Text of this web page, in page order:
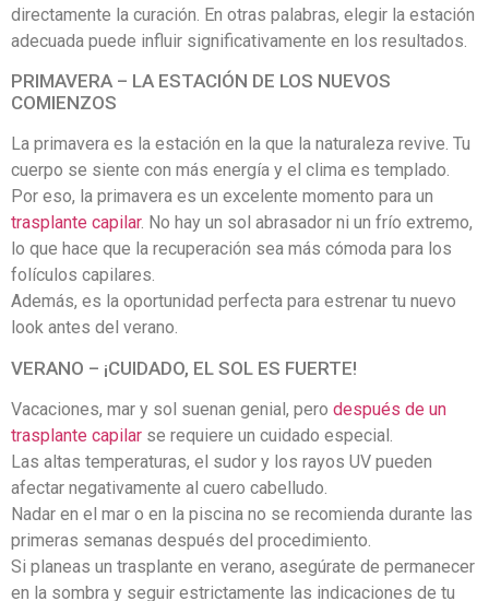
directamente la curación. En otras palabras, elegir la estación
adecuada puede influir significativamente en los resultados.
PRIMAVERA – LA ESTACIÓN DE LOS NUEVOS
COMIENZOS
La primavera es la estación en la que la naturaleza revive. Tu
cuerpo se siente con más energía y el clima es templado.
Por eso, la primavera es un excelente momento para un
trasplante capilar. No hay un sol abrasador ni un frío extremo,
lo que hace que la recuperación sea más cómoda para los
folículos capilares.
Además, es la oportunidad perfecta para estrenar tu nuevo
look antes del verano.
VERANO – ¡CUIDADO, EL SOL ES FUERTE!
Vacaciones, mar y sol suenan genial, pero después de un
trasplante capilar se requiere un cuidado especial.
Las altas temperaturas, el sudor y los rayos UV pueden
afectar negativamente al cuero cabelludo.
Nadar en el mar o en la piscina no se recomienda durante las
primeras semanas después del procedimiento.
Si planeas un trasplante en verano, asegúrate de permanecer
en la sombra y seguir estrictamente las indicaciones de tu